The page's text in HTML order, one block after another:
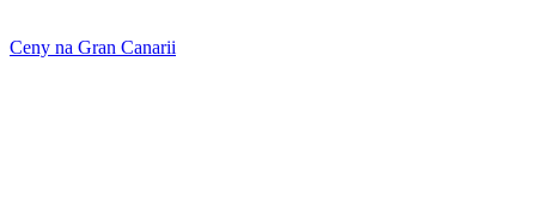
Ceny na Gran Canarii